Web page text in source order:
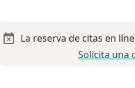
La reserva de citas en
Solicita una